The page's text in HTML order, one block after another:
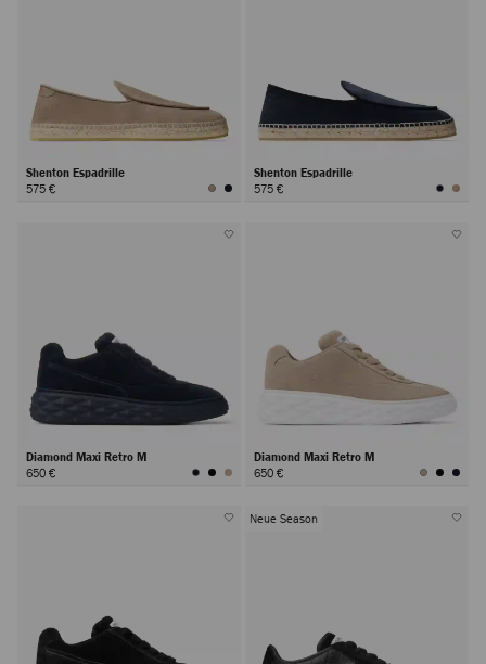
Shenton Espadrille
575 €
Shenton Espadrille
575 €
Diamond Maxi Retro M
650 €
Diamond Maxi Retro M
650 €
Neue Season